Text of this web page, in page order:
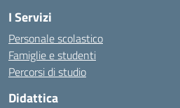
I Servizi
Personale scolastico
Famiglie e studenti
Percorsi di studio
Didattica